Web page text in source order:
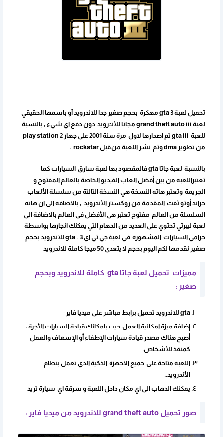
تحميل لعبة gta 3 مهكرة بحجم صغير جدا للاندرويد أو باسمها الحقيقي
لعبة grand theft auto iii مجانا للأندرويد دون دفع اي شيء , بالنسبة
للعبة gta iii تم اصدارها لاول مرة سنة 2001 على جهاز play station 2
من تطوير dma وتم نشر اللعبة من قبل rockstar .
بالنسبة لعبة جاتا gta فالمقصود بها لعبة سارق السيارات كما
تعتبراللعبة من بين أفضل العاب الفيديو الخاصة بالعالم المفتوح و
الجريمة وتعتبر هاته النسخة هي النسخة التالتة من سلسلة الألعاب
جراند أوتو ثفت المقدمة من روكستار الأندرويد , بالاضافة الى ان هاته
السلسلة من العالم مفتوح تعتبر هي الأفضل في العالم بالاضافة الى
لعبة ليبرتي تحتوي على العديد من المهام التي يمكنك انجازها بواسطة
حرامي السيارات المشهورة في لعبة جي تي اي 3 . gta للاندرويد بحجم
صغير نقدمها لكم اليوم بحجم لا يتعدى 50 ميجا كاملة للاندرويد
مميزات تحميل لعبة جاتا gta كاملة للاندرويد وبحجم
صغير :
gta للاندرويد تحميل برابط مباشر على ميديا فاير
إضافة ميزة امكانية العمل حيت بامكانك قيادة السيارات الأجرة ،
أصبح هناك مصدر قيادة سيارات الإطفاء أو الإسعاف والعمل
كمنقذ للأشخاص.
اللعبة متاحة على جميع الاجهزة الذكية الذي تعمل بنظام
الأندرويد..
يمكنك الدهاب الى اي مكان داخل اللعبة و سرقة اي سيارة تريد
صور تحميل grand theft auto للاندرويد من ميديا فاير :